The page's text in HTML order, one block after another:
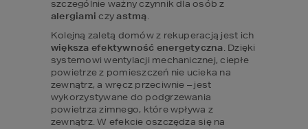
alergiami czy astmą.
większa efektywność energetyczna. Dzięki
systemowi wentylacji mechanicznej, ciepłe
powietrze z pomieszczeń nie ucieka na
zewnątrz, a wręcz przeciwnie – jest
wykorzystywane do podgrzewania
powietrza zimnego, które wpływa z
zewnątrz. W efekcie oszczędza się na